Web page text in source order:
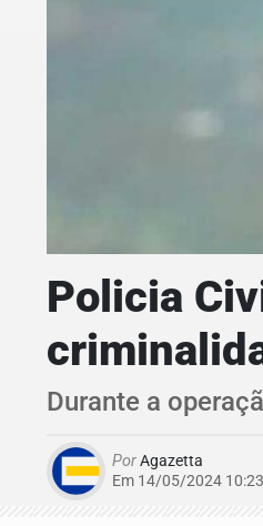
Policia
Durante a
PorAgazetta
Em 14/05/2024 10:23